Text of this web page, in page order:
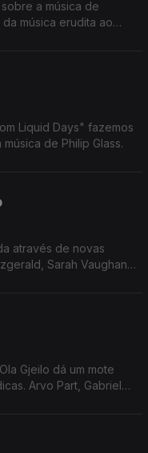
a música de
música erudita ao
Liquid Days" fazemos
de Philip Glass.
através de novas
Sarah Vaughan,
Gjeilo dá um mote
Arvo Part, Gabriel